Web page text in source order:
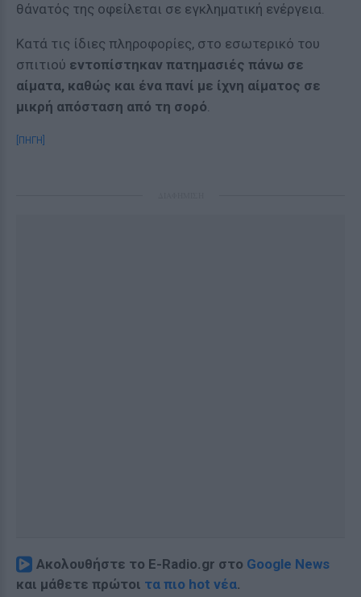
θάνατός της οφείλεται σε εγκληματική ενέργεια.
Κατά τις ίδιες πληροφορίες, στο εσωτερικό του
σπιτιού εντοπίστηκαν πατημασιές πάνω σε
αίματα, καθώς και ένα πανί με ίχνη αίματος σε
μικρή απόσταση από τη σορό.
[ΠΗΓΗ]
Ακολουθήστε το E-Radio.gr στο Google News
και μάθετε πρώτοι τα πιο hot νέα.